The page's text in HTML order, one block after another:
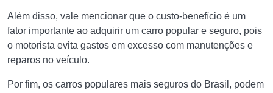
Além disso, vale mencionar que o custo-benefício é um
fator importante ao adquirir um carro popular e seguro, pois
o motorista evita gastos em excesso com manutenções e
reparos no veículo.
Por fim, os carros populares mais seguros do Brasil, podem